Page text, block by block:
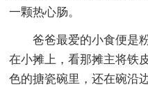
一颗热心肠。
爸爸最爱的小食便是
在小摊上，看那摊主将铁
色的搪瓷碗里，还在碗沿